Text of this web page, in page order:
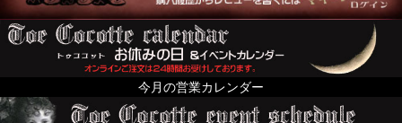
今月の営業カレンダー